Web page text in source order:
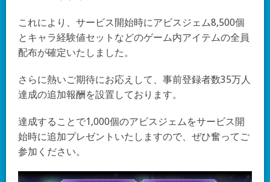
これにより、サービス開始時にアビスジェム8,500個
とキャラ経験値セットなどのゲーム内アイテムの全員
配布が確定いたしました。
さらに熱いご期待にお応えして、事前登録者数35万人
達成の追加報酬を設置しております。
達成することで1,000個のアビスジェムをサービス開
始時に追加プレゼントいたしますので、ぜひ奮ってご
参加ください。